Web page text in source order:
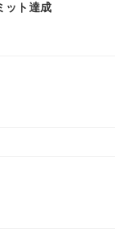
ット達成